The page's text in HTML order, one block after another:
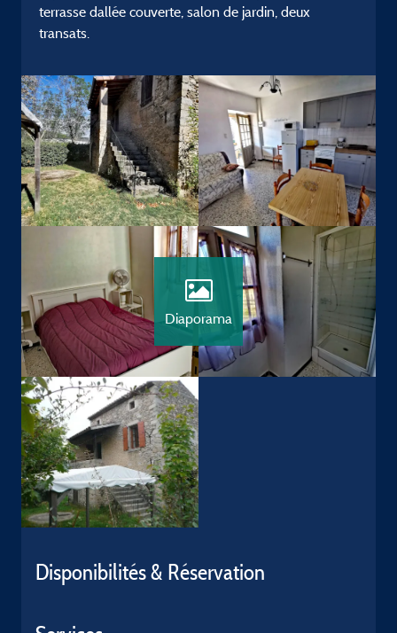
terrasse dallée couverte, salon de jardin, deux
transats.
Diaporama
Disponibilités & Réservation